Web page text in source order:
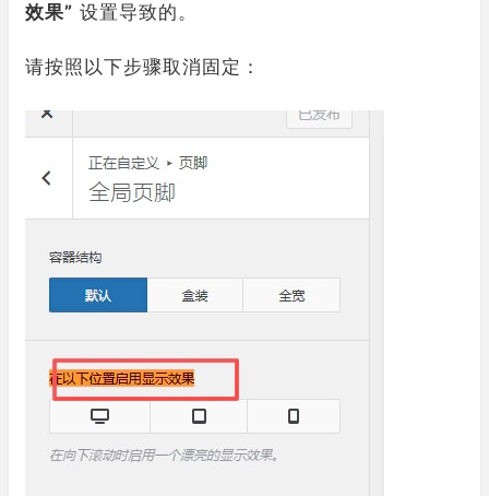
效果” 设置导致的。
请按照以下步骤取消固定：